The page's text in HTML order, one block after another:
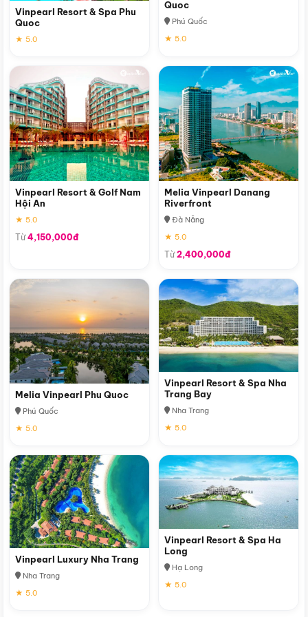
Vinpearl Resort & Spa Phu
Quoc
★ 5.0
Quoc
Phú Quốc
★ 5.0
Vinpearl Resort & Golf Nam
Hội An
★ 5.0
Từ4,150,000đ
Melia Vinpearl Danang
Riverfront
Đà Nẵng
★ 5.0
Từ2,400,000đ
Melia Vinpearl Phu Quoc
Phú Quốc
★ 5.0
Vinpearl Resort & Spa Nha
Trang Bay
Nha Trang
★ 5.0
Vinpearl Luxury Nha Trang
Nha Trang
★ 5.0
Vinpearl Resort & Spa Ha
Long
Hạ Long
★ 5.0